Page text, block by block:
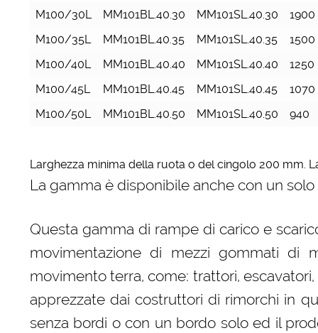
M100/30L MM101BL.40.30 MM101SL.40.30
1900
M100/35L
MM101BL.40.35 MM101SL.40.35
1500
M100/40L
MM101BL.40.40 MM101SL.40.40
1250
M100/45L
MM101BL.40.45 MM101SL.40.45
1070
M100/50L
MM101BL.40.50 MM101SL.40.50 940
Larghezza minima della ruota o del cingolo 200 mm.
La gamma è disponibile anche con un
Questa gamma di rampe di carico e
movimentazione di mezzi gommati di
movimento terra, come: trattori,
apprezzate dai costruttori di rimorchi in
senza bordi o con un bordo solo ed il